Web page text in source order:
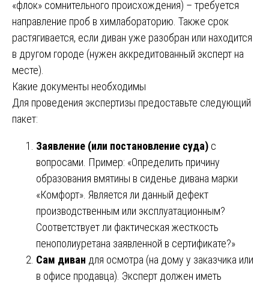
«флок» сомнительного происхождения) – требуется
направление проб в химлабораторию. Также срок
растягивается, если диван уже разобран или находится
в другом городе (нужен аккредитованный эксперт на
месте).
Какие документы необходимы
Для проведения экспертизы предоставьте следующий
пакет:
Заявление (или постановление суда) с
вопросами. Пример: «Определить причину
образования вмятины в сиденье дивана марки
«Комфорт». Является ли данный дефект
производственным или эксплуатационным?
Соответствует ли фактическая жесткость
пенополиуретана заявленной в сертификате?»
Сам диван для осмотра (на дому у заказчика или
в офисе продавца). Эксперт должен иметь